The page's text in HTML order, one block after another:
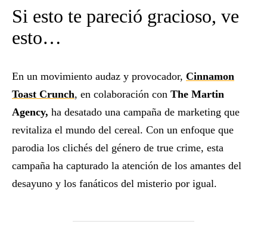
Si esto te pareció gracioso, ve
esto…
En un movimiento audaz y provocador, Cinnamon
Toast Crunch, en colaboración con The Martin
Agency, ha desatado una campaña de marketing que
revitaliza el mundo del cereal. Con un enfoque que
parodia los clichés del género de true crime, esta
campaña ha capturado la atención de los amantes del
desayuno y los fanáticos del misterio por igual.